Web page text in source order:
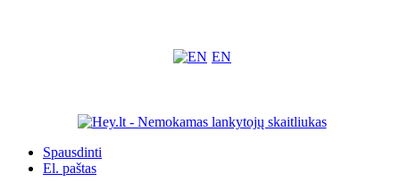
EN
Spausdinti
El. paštas